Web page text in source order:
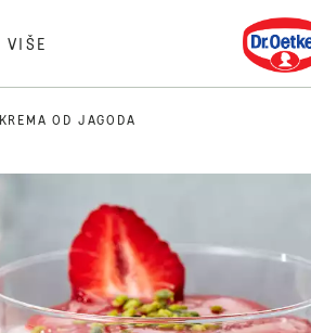
VIŠE
Dr.
KREMA OD JAGODA